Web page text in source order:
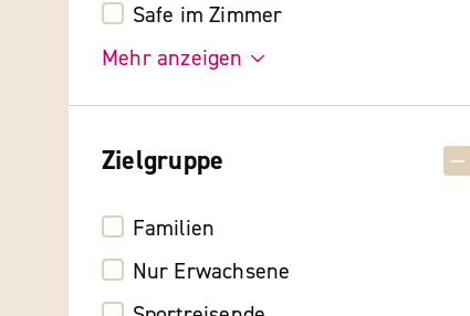
Safe im Zimmer
Mehr anzeigen
Zielgruppe
Familien
Nur Erwachsene